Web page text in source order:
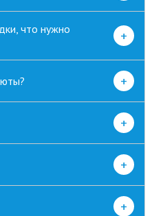
что нужно
+
+
+
+
+